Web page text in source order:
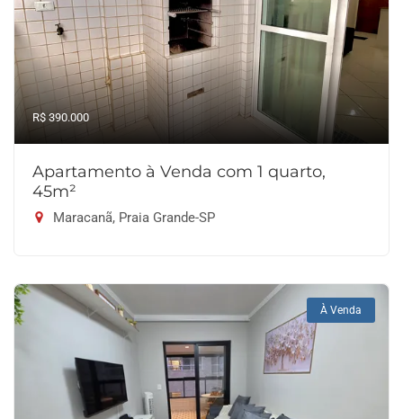
R$ 390.000
Apartamento à Venda com 1 quarto,
45m²
Maracanã, Praia Grande-SP
À Venda